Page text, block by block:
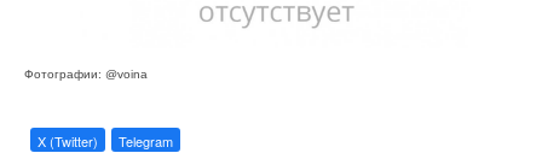
Фотографии: @voina
X (Twitter) Telegram